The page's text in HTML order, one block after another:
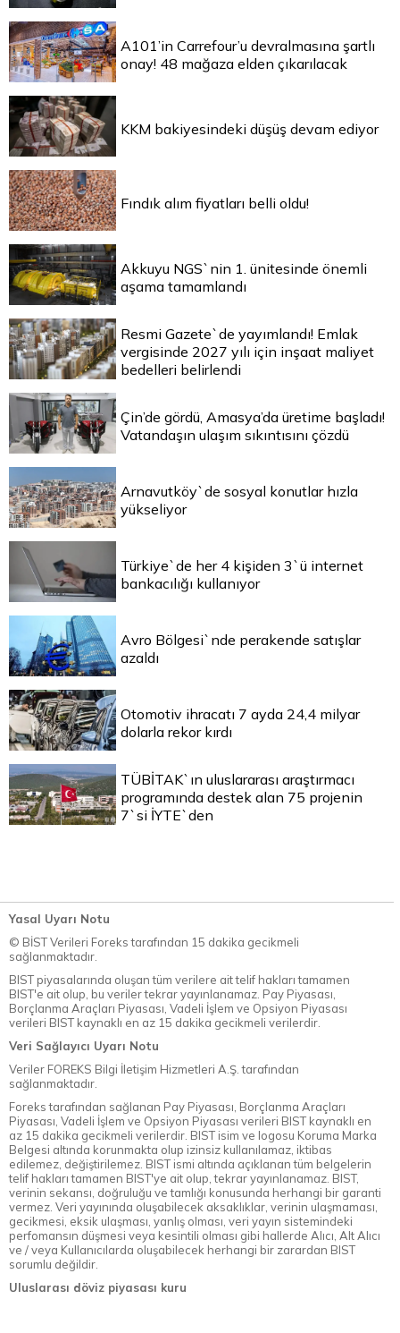
A101’in Carrefour’u devralmasına şartlı
onay! 48 mağaza elden çıkarılacak
KKM bakiyesindeki düşüş devam ediyor
Fındık alım fiyatları belli oldu!
Akkuyu NGS`nin 1. ünitesinde önemli
aşama tamamlandı
Resmi Gazete`de yayımlandı! Emlak
vergisinde 2027 yılı için inşaat maliyet
bedelleri belirlendi
Çin’de gördü, Amasya’da üretime başladı!
Vatandaşın ulaşım sıkıntısını çözdü
Arnavutköy`de sosyal konutlar hızla
yükseliyor
Türkiye`de her 4 kişiden 3`ü internet
bankacılığı kullanıyor
Avro Bölgesi`nde perakende satışlar
azaldı
Otomotiv ihracatı 7 ayda 24,4 milyar
dolarla rekor kırdı
TÜBİTAK`ın uluslararası araştırmacı
programında destek alan 75 projenin
7`si İYTE`den
Yasal Uyarı Notu
© BİST Verileri Foreks tarafından 15 dakika gecikmeli
sağlanmaktadır.
BIST piyasalarında oluşan tüm verilere ait telif hakları tamamen
BIST'e ait olup, bu veriler tekrar yayınlanamaz. Pay Piyasası,
Borçlanma Araçları Piyasası, Vadeli İşlem ve Opsiyon Piyasası
verileri BIST kaynaklı en az 15 dakika gecikmeli verilerdir.
Veri Sağlayıcı Uyarı Notu
Veriler FOREKS Bilgi İletişim Hizmetleri A.Ş. tarafından
sağlanmaktadır.
Foreks tarafından sağlanan Pay Piyasası, Borçlanma Araçları
Piyasası, Vadeli İşlem ve Opsiyon Piyasası verileri BIST kaynaklı en
az 15 dakika gecikmeli verilerdir. BIST isim ve logosu Koruma Marka
Belgesi altında korunmakta olup izinsiz kullanılamaz, iktibas
edilemez, değiştirilemez. BIST ismi altında açıklanan tüm belgelerin
telif hakları tamamen BIST'ye ait olup, tekrar yayınlanamaz. BIST,
verinin sekansı, doğruluğu ve tamlığı konusunda herhangi bir garanti
vermez. Veri yayınında oluşabilecek aksaklıklar, verinin ulaşmaması,
gecikmesi, eksik ulaşması, yanlış olması, veri yayın sistemindeki
perfomansın düşmesi veya kesintili olması gibi hallerde Alıcı, Alt Alıcı
ve / veya Kullanıcılarda oluşabilecek herhangi bir zarardan BIST
sorumlu değildir.
Uluslarası döviz piyasası kuru